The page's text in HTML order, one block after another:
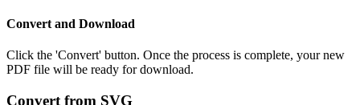
Convert and Download
Click the 'Convert' button. Once the process is complete, your new
PDF file will be ready for download.
Convert from SVG